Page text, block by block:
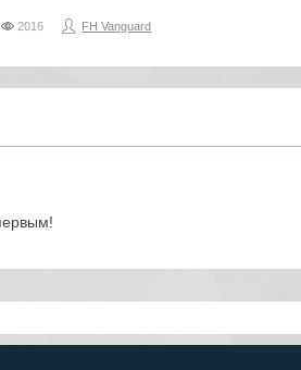
2016 FH Vanguard